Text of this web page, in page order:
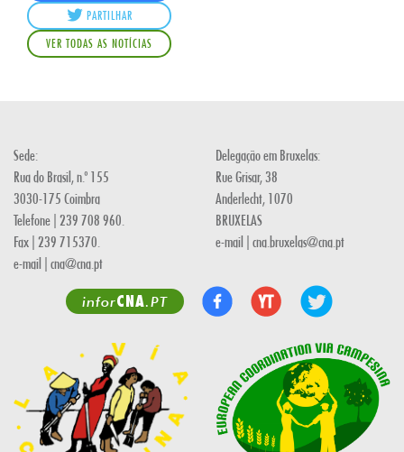
PARTILHAR
VER TODAS AS NOTÍCIAS
Sede:
Rua do Brasil, n.º 155
3030-175 Coimbra
Telefone | 239 708 960.
Fax | 239 715370.
e-mail | cna@cna.pt
Delegação em Bruxelas:
Rue Grisar, 38
Anderlecht, 1070
BRUXELAS
e-mail | cna.bruxelas@cna.pt
inforCNA.PT